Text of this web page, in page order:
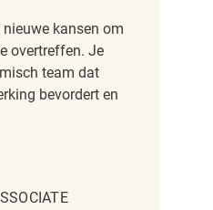
kansen om
overtreffen. Je
team dat
bevordert en
REQ136769